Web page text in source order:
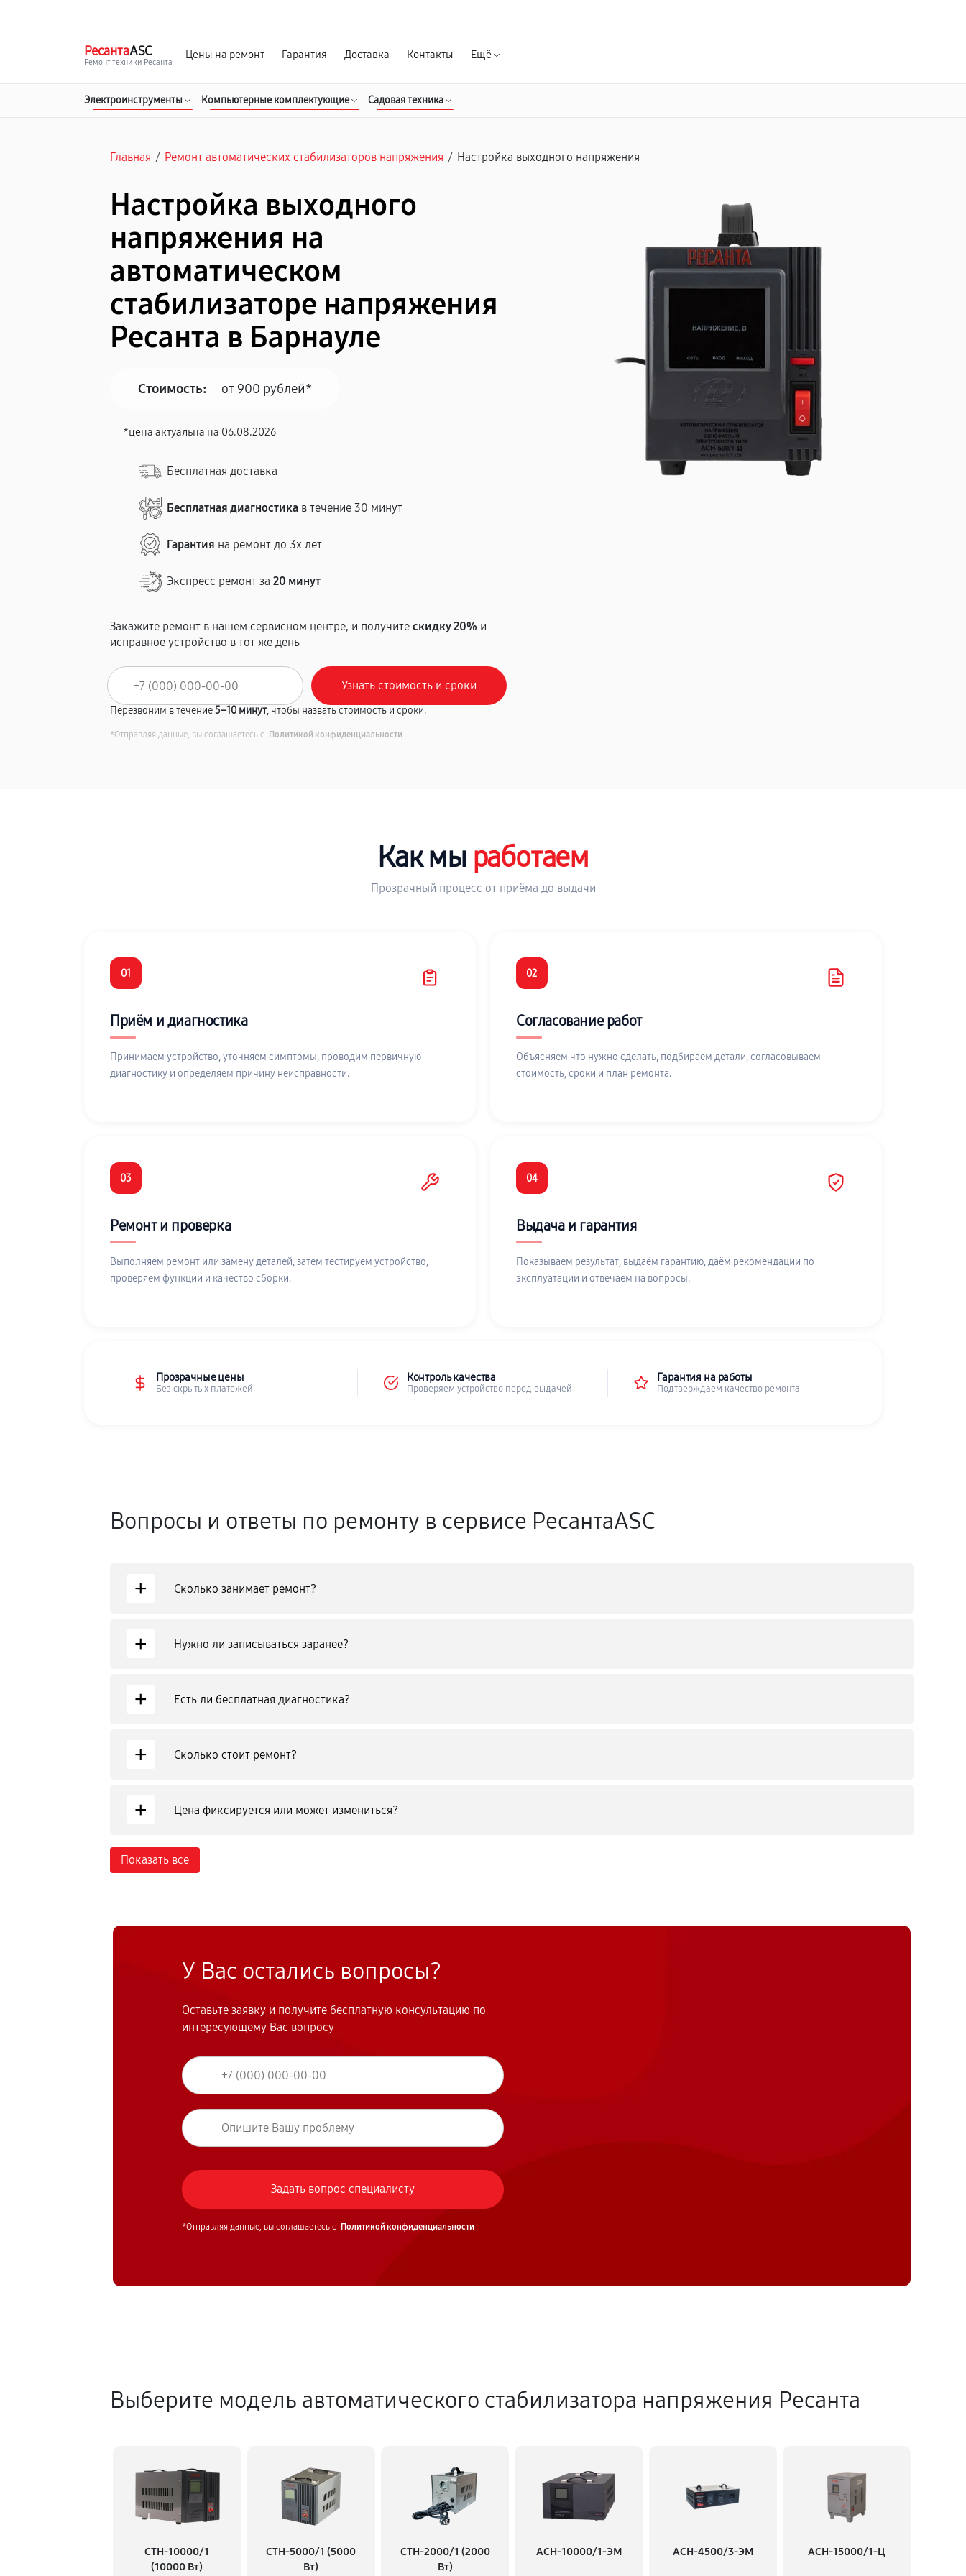
РесантаASC
Ремонт техники Ресанта
Цены на ремонт Гарантия Доставка Контакты Ещё
Электроинструменты Компьютерные комплектующие Садовая техника
Главная / Ремонт автоматических стабилизаторов напряжения / Настройка выходного напряжения
Настройка выходного
напряжения на
автоматическом
стабилизаторе напряжения
Ресанта в Барнауле
Стоимость: от 900 рублей*
*цена актуальна на 06.08.2026
Бесплатная доставка
Бесплатная диагностика в течение 30 минут
Гарантия на ремонт до 3х лет
Экспресс ремонт за20 минут
Закажите ремонт в нашем сервисном центре, и получитескидку 20% и
исправное устройство в тот же день
Перезвоним в течение5–10 минут, чтобы назвать стоимость и сроки.
*Отправляя данные, вы соглашаетесь с Политикой конфиденциальности
Как мы работаем
Прозрачный процесс от приёма до выдачи
01
Приём и диагностика
Принимаем устройство, уточняем симптомы, проводим первичную
диагностику и определяем причину неисправности.
02
Согласование работ
Объясняем что нужно сделать, подбираем детали, согласовываем
стоимость, сроки и план ремонта.
03
Ремонт и проверка
Выполняем ремонт или замену деталей, затем тестируем устройство,
проверяем функции и качество сборки.
04
Выдача и гарантия
Показываем результат, выдаём гарантию, даём рекомендации по
эксплуатации и отвечаем на вопросы.
Прозрачные цены
Без скрытых платежей
Контроль качества
Проверяем устройство перед выдачей
Гарантия на работы
Подтверждаем качество ремонта
Вопросы и ответы по ремонту в сервисе РесантаASC
+ Сколько занимает ремонт?
+ Нужно ли записываться заранее?
+ Есть ли бесплатная диагностика?
+ Сколько стоит ремонт?
+ Цена фиксируется или может измениться?
Показать все
У Вас остались вопросы?
Оставьте заявку и получите бесплатную консультацию по
интересующему Вас вопросу
*Отправляя данные, вы соглашаетесь с Политикой конфиденциальности
Выберите модель автоматического стабилизатора напряжения Ресанта
СТН-10000/1
(10000 Вт)
СТН-5000/1 (5000
Вт)
СТН-2000/1 (2000
Вт)
АСН-10000/1-ЭМ АСН-4500/3-ЭМ АСН-15000/1-Ц